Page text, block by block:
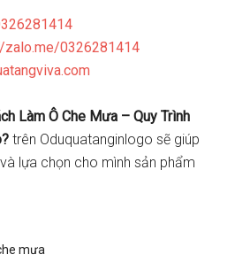
zalo.me/0326281414
Làm Ô Che Mưa – Quy Trình
trên Oduquatanginlogo sẽ giúp
lựa chọn cho mình sản phẩm
mưa